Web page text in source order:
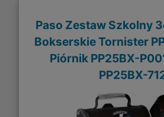
Paso Zestaw Szkolny
Bokserskie Tornister
Piórnik PP25BX-
PP25BX-